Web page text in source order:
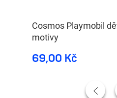
Cosmos Playmobil
motivy
69,00 Kč